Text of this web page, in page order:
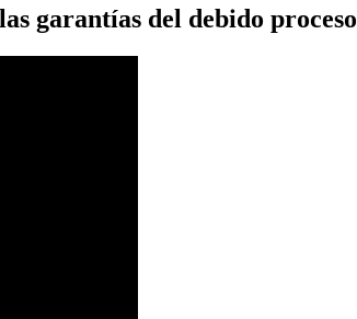
garantías del debido proceso